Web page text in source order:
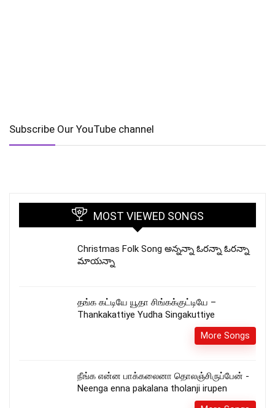
Subscribe Our YouTube channel
MOST VIEWED SONGS
Christmas Folk Song అన్నన్నా ఓరన్నా ఓరన్నా
మాయన్నా
தங்க கட்டியே யூதா சிங்கக்குட்டியே –
Thankakattiye Yudha Singakuttiye
More Songs
நீங்க என்ன பாக்கலைனா தொலஞ்சிருப்பேன் -
Neenga enna pakalana tholanji irupen